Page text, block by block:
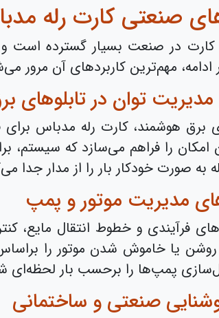
صنعتی کارت رله
کارت در صنعت بسیار گسترده
مهم‌ترین کاربردهای آن مرور
توان در تابلوهای
برق هوشمند، کارت رله مدباس
امکان را فراهم می‌سازد که سیستم،
به صورت خودکار بار را از مدار
مدیریت موتور و پمپ
فرآیندی و خطوط انتقال
پمپ‌ها را برحسب بار لحظه‌ای
صنعتی و ساختمانی